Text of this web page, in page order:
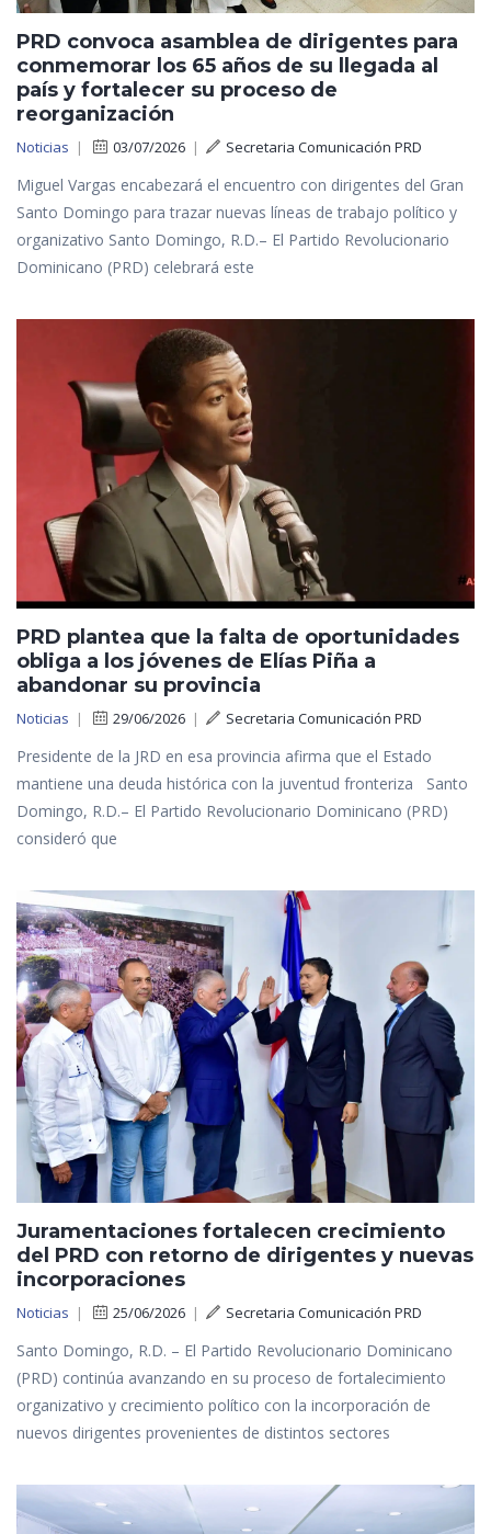
PRD convoca asamblea de dirigentes para
conmemorar los 65 años de su llegada al
país y fortalecer su proceso de
reorganización
Noticias | 03/07/2026 | Secretaria Comunicación PRD
Miguel Vargas encabezará el encuentro con dirigentes del Gran
Santo Domingo para trazar nuevas líneas de trabajo político y
organizativo Santo Domingo, R.D.– El Partido Revolucionario
Dominicano (PRD) celebrará este
PRD plantea que la falta de oportunidades
obliga a los jóvenes de Elías Piña a
abandonar su provincia
Noticias | 29/06/2026 | Secretaria Comunicación PRD
Presidente de la JRD en esa provincia afirma que el Estado
mantiene una deuda histórica con la juventud fronteriza Santo
Domingo, R.D.– El Partido Revolucionario Dominicano (PRD)
consideró que
Juramentaciones fortalecen crecimiento
del PRD con retorno de dirigentes y nuevas
incorporaciones
Noticias | 25/06/2026 | Secretaria Comunicación PRD
Santo Domingo, R.D. – El Partido Revolucionario Dominicano
(PRD) continúa avanzando en su proceso de fortalecimiento
organizativo y crecimiento político con la incorporación de
nuevos dirigentes provenientes de distintos sectores